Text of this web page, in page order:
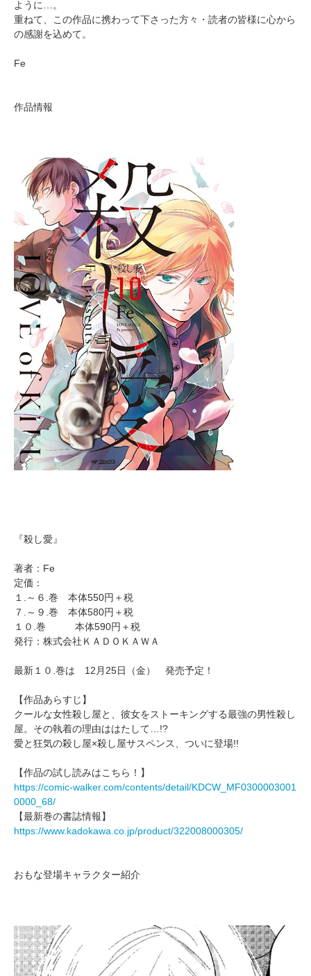
ように…。
重ねて、この作品に携わって下さった方々・読者の皆様に心から
の感謝を込めて。
Fe
作品情報
『殺し愛』
著者：Fe
定価：
１.～６.巻 本体550円＋税
７.～９.巻 本体580円＋税
１０.巻 本体590円＋税
発行：株式会社ＫＡＤＯＫＡＷＡ
最新１０.巻は 12月25日（金） 発売予定！
【作品あらすじ】
クールな女性殺し屋と、彼女をストーキングする最強の男性殺し
屋。その執着の理由ははたして…!?
愛と狂気の殺し屋×殺し屋サスペンス、ついに登場!!
【作品の試し読みはこちら！】
https://comic-walker.com/contents/detail/KDCW_MF0300003001
0000_68/
【最新巻の書誌情報】
https://www.kadokawa.co.jp/product/322008000305/
おもな登場キャラクター紹介